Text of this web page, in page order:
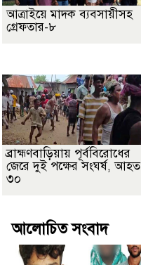
আত্রাইয়ে মাদক ব্যবসায়ীসহ
গ্রেফতার-৮
ব্রাহ্মণবাড়িয়ায় পূর্ববিরোধের
জেরে দুই পক্ষের সংঘর্ষ, আহত
৩০
আলোচিত সংবাদ